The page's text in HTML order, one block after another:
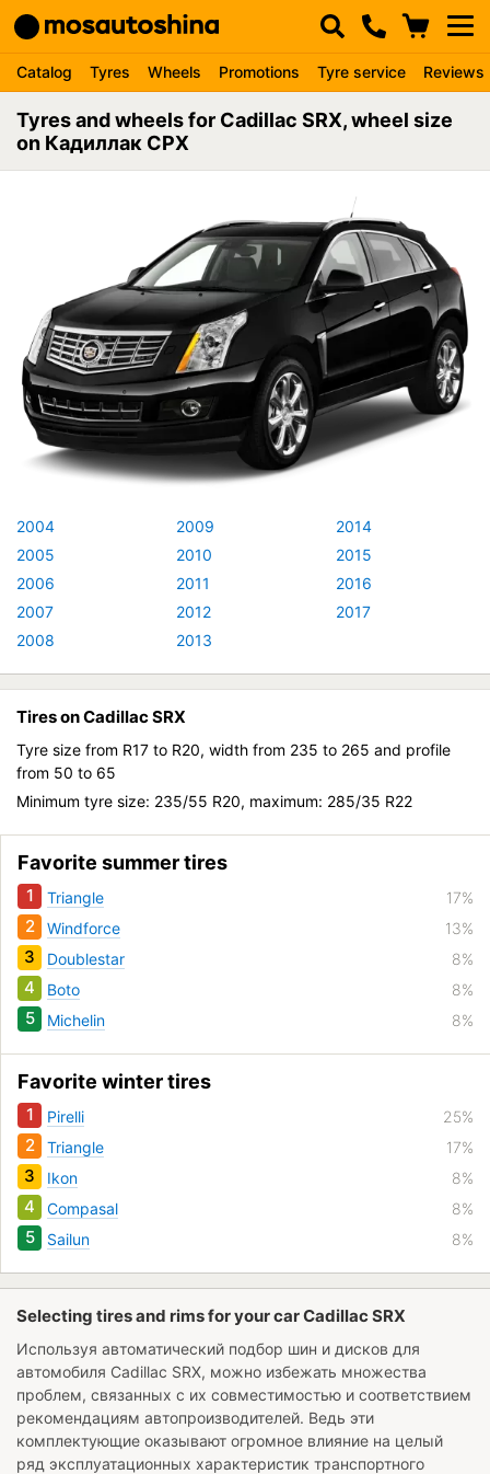
Catalog Tyres Wheels Promotions Tyre service Reviews
Tyres and wheels for Cadillac SRX, wheel size
on Кадиллак СРХ
2004
2005
2006
2007
2008
2009
2010
2011
2012
2013
2014
2015
2016
2017
Tires on Cadillac SRX
Tyre size from R17 to R20, width from 235 to 265 and profile
from 50 to 65
Minimum tyre size: 235/55 R20, maximum: 285/35 R22
Favorite summer tires
1 Triangle 17%
2 Windforce 13%
3 Doublestar 8%
4 Boto 8%
5 Michelin 8%
Favorite winter tires
1 Pirelli 25%
2 Triangle 17%
3 Ikon 8%
4 Compasal 8%
5 Sailun 8%
Selecting tires and rims for your car Cadillac SRX
Используя автоматический подбор шин и дисков для
автомобиля Cadillac SRX, можно избежать множества
проблем, связанных с их совместимостью и соответствием
рекомендациям автопроизводителей. Ведь эти
комплектующие оказывают огромное влияние на целый
ряд эксплуатационных характеристик транспортного